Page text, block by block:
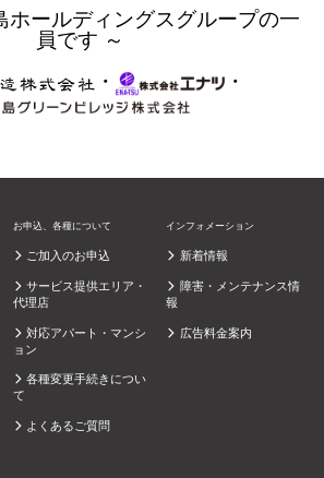
ホールディングスグループの一
員です ～
・
・
お申込、各種について
ご加入のお申込
サービス提供エリア・
代理店
対応アパート・マンシ
ョン
各種変更手続きについ
て
よくあるご質問
インフォメーション
新着情報
障害・メンテナンス情
報
広告料金案内